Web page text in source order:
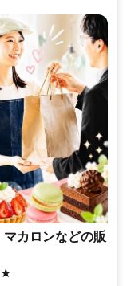
カロンなどの販